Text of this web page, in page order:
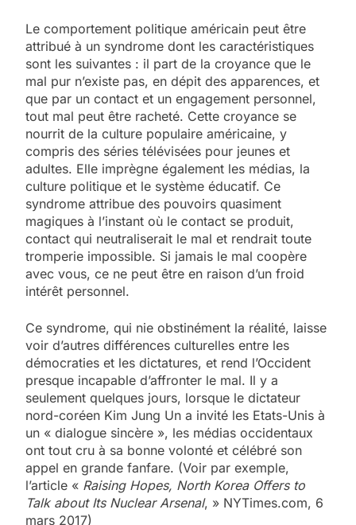
Le comportement politique américain peut être
attribué à un syndrome dont les caractéristiques
sont les suivantes : il part de la croyance que le
mal pur n’existe pas, en dépit des apparences, et
que par un contact et un engagement personnel,
tout mal peut être racheté. Cette croyance se
nourrit de la culture populaire américaine, y
compris des séries télévisées pour jeunes et
adultes. Elle imprègne également les médias, la
culture politique et le système éducatif. Ce
syndrome attribue des pouvoirs quasiment
magiques à l’instant où le contact se produit,
contact qui neutraliserait le mal et rendrait toute
tromperie impossible. Si jamais le mal coopère
avec vous, ce ne peut être en raison d’un froid
intérêt personnel.
Ce syndrome, qui nie obstinément la réalité, laisse
voir d’autres différences culturelles entre les
démocraties et les dictatures, et rend l’Occident
presque incapable d’affronter le mal. Il y a
seulement quelques jours, lorsque le dictateur
nord-coréen Kim Jung Un a invité les Etats-Unis à
un « dialogue sincère », les médias occidentaux
ont tout cru à sa bonne volonté et célébré son
appel en grande fanfare. (Voir par exemple,
l’article « Raising Hopes, North Korea Offers to
Talk about Its Nuclear Arsenal, » NYTimes.com, 6
mars 2017)